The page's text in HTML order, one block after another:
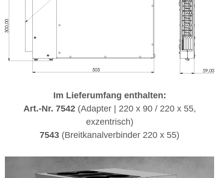
Im Lieferumfang enthalten:
Art.-Nr. 7542(Adapter | 220 x 90 / 220 x 55,
exzentrisch)
7543 (Breitkanalverbinder 220 x 55)